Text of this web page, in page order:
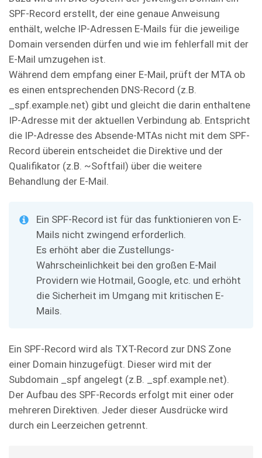
SPF-Record erstellt, der eine genaue Anweisung
enthält, welche IP-Adressen E-Mails für die jeweilige
Domain versenden dürfen und wie im fehlerfall mit der
E-Mail umzugehen ist.
Während dem empfang einer E-Mail, prüft der MTA ob
es einen entsprechenden DNS-Record (z.B.
_spf.example.net) gibt und gleicht die darin enthaltene
IP-Adresse mit der aktuellen Verbindung ab. Entspricht
die IP-Adresse des Absende-MTAs nicht mit dem SPF-
Record überein entscheidet die Direktive und der
Qualifikator (z.B. ~Softfail) über die weitere
Behandlung der E-Mail.
Ein SPF-Record ist für das funktionieren von E-
Mails nicht zwingend erforderlich.
Es erhöht aber die Zustellungs-
Wahrscheinlichkeit bei den großen E-Mail
Providern wie Hotmail, Google, etc. und erhöht
die Sicherheit im Umgang mit kritischen E-
Mails.
Ein SPF-Record wird als TXT-Record zur DNS Zone
einer Domain hinzugefügt. Dieser wird mit der
Subdomain _spf angelegt (z.B. _spf.example.net).
Der Aufbau des SPF-Records erfolgt mit einer oder
mehreren Direktiven. Jeder dieser Ausdrücke wird
durch ein Leerzeichen getrennt.